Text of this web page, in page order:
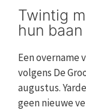
Twintig
hun baan
Een overname
volgens De
augustus.
geen nieuwe